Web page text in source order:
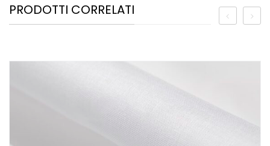
PRODOTTI CORRELATI